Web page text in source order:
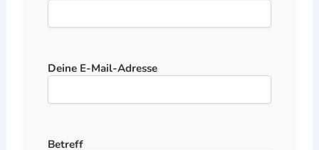
Deine E-Mail-Adresse
Betreff